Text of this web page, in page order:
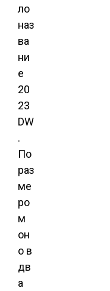
ло
наз
ва
ни
е
20
23
DW
.
По
раз
ме
ро
м
он
о в
дв
а